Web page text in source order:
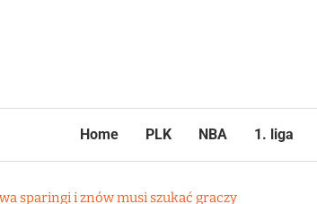
Home PLK NBA 1. liga
sparingi i znów musi szukać graczy